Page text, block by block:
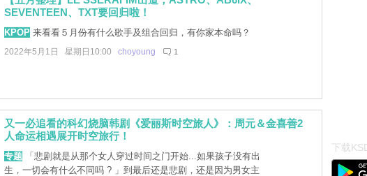
SEVENTEEN、TXT要回归啦！
KPOP来看看５月份有什么歌手及组合回归，有你家本命吗？
2022年5月1日 星期日10:00 choyoung 1
又一必追看的科幻烧脑韩剧《爱丽斯时空旅人》：周元＆金喜善2
人命运相遇展开时空旅行！
专题「悲剧就是从那个女人穿过时间之门开始...如果孩子没有出
生，一切会有什么不同吗 ? 」到最后还是悲剧，还是因为男女主
下载